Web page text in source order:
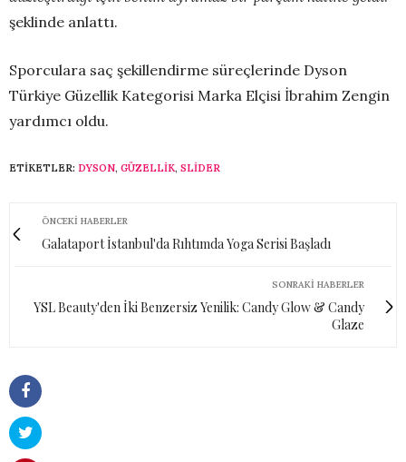
şeklinde anlattı.
Sporculara saç şekillendirme süreçlerinde Dyson
Türkiye Güzellik Kategorisi Marka Elçisi İbrahim Zengin
yardımcı oldu.
ETIKETLER: DYSON, GÜZELLIK, SLİDER
ÖNCEKI HABERLER
Galataport İstanbul'da Rıhtımda Yoga Serisi Başladı
SONRAKI HABERLER
YSL Beauty'den İki Benzersiz Yenilik: Candy Glow & Candy
Glaze